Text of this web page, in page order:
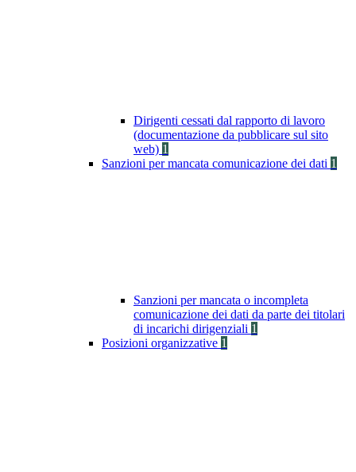
Dirigenti cessati dal rapporto di lavoro
(documentazione da pubblicare sul sito
web) 1
Sanzioni per mancata comunicazione dei dati 1
Sanzioni per mancata o incompleta
comunicazione dei dati da parte dei titolari
di incarichi dirigenziali 1
Posizioni organizzative 1